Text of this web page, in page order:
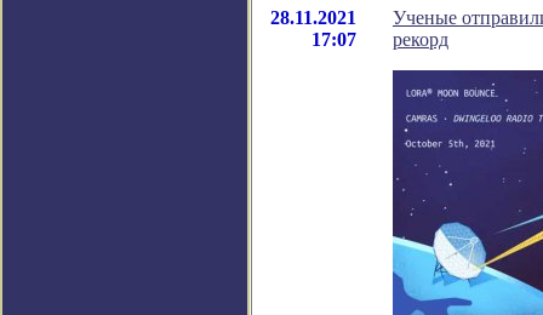
28.11.2021
17:07
Ученые
рекорд